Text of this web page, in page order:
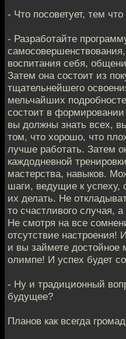
- Что посоветует, тем
- Разработайте
самосовершенствования,
воспитания себя,
Затем она состоит из
тщательнейшего
мельчайших
состоит в формировании
вы должны знать всех,
том, что хорошо, что
лучше работать. Затем
каждодневной
мастерства, навыков.
шаги, ведущие к успеху,
их делать. Не
то счастливого случая,
Не смотря на все
отсутствие настроения!
и вы займете достойное
олимпе! И успех будет
- Ну и традиционный
будущее?
Планов как всегда